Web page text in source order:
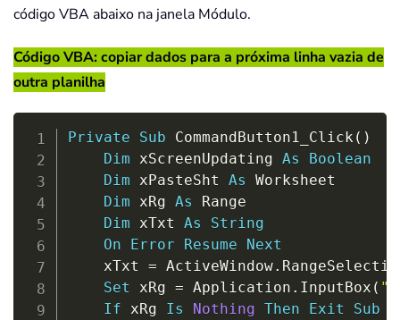
código VBA abaixo na janela Módulo.
Código VBA: copiar dados para a próxima linha vazia de
outra planilha
Private Sub CommandButton1_Click ( )
Dim xScreenUpdating As
Boolean
Dim xPasteSht As Worksheet
Dim xRg As Range
Dim xTxt As
String
On
Error Resume
Next
    xTxt
= ActiveWindow.
Set xRg = Application . InputBox (
If xRg Is Nothing Then Exit
Sub
Copy